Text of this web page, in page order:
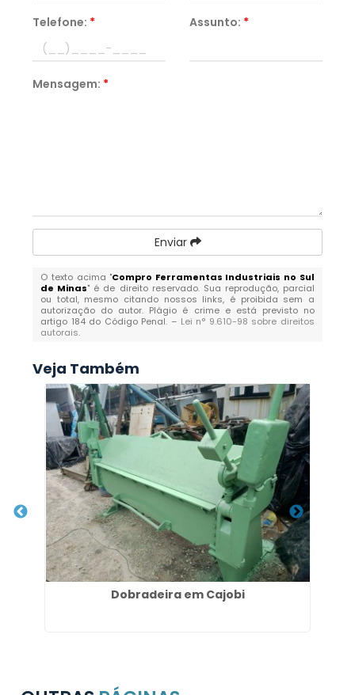
Telefone: * Assunto: *
Mensagem: *
Enviar
O texto acima "Compro Ferramentas Industriais no Sul
de Minas" é de direito reservado. Sua reprodução, parcial
ou total, mesmo citando nossos links, é proibida sem a
autorização do autor. Plágio é crime e está previsto no
artigo 184 do Código Penal. – Lei n° 9.610-98 sobre direitos
autorais.
Veja Também
Dobradeira em Cajobi